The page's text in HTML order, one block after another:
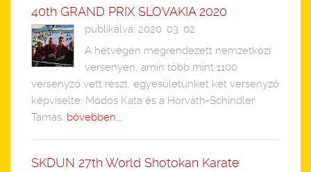
40th GRAND PRIX SLOVAKIA 2020
publikálva: 2020. 03. 02.
A hétvégén megrendezett nemzetközi
versenyen, amin több mint 1100
versenyző vett részt, egyesületünket két versenyző
képviselte: Módos Kata és a Horváth-Schindler
Tamás. bővebben...
SKDUN 27th World Shotokan Karate